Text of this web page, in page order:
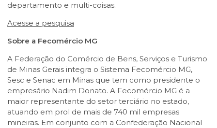
departamento e multi-coisas.
Acesse a pesquisa
Sobre a Fecomércio MG
A Federação do Comércio de Bens, Serviços e Turismo
de Minas Gerais integra o Sistema Fecomércio MG,
Sesc e Senac em Minas que tem como presidente o
empresário Nadim Donato. A Fecomércio MG é a
maior representante do setor terciário no estado,
atuando em prol de mais de 740 mil empresas
mineiras. Em conjunto com a Confederação Nacional